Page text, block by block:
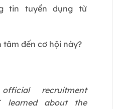
tin tuyển dụng từ
tâm đến cơ hội này?
recruitment
learned about the